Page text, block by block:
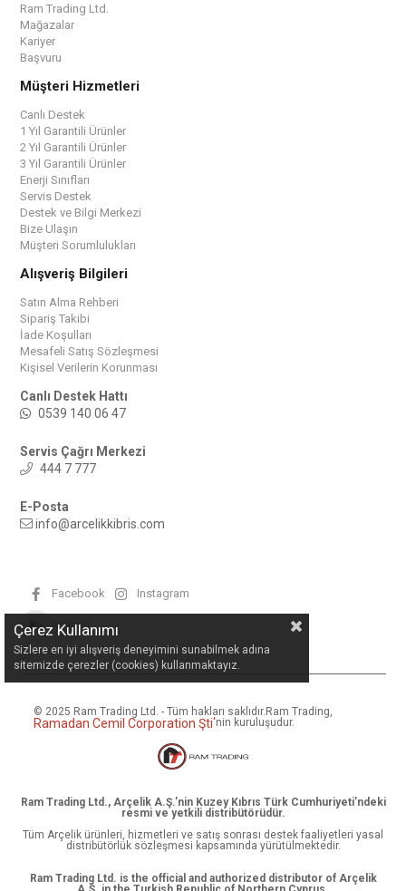
Ram Trading Ltd.
Mağazalar
Kariyer
Başvuru
Müşteri Hizmetleri
Canlı Destek
1 Yıl Garantili Ürünler
2 Yıl Garantili Ürünler
3 Yıl Garantili Ürünler
Enerji Sınıfları
Servis Destek
Destek ve Bilgi Merkezi
Bize Ulaşın
Müşteri Sorumlulukları
Alışveriş Bilgileri
Satın Alma Rehberi
Sipariş Takibi
İade Koşulları
Mesafeli Satış Sözleşmesi
Kişisel Verilerin Korunması
Canlı Destek Hattı
0539 140 06 47
Servis Çağrı Merkezi
444 7 777
E-Posta
info@arcelikkibris.com
Facebook Instagram
Android
© 2025 Ram Trading Ltd. - Tüm hakları saklıdır. Ram Trading,
Ramadan Cemil Corporation Şti'nin kuruluşudur.
Ram Trading Ltd., Arçelik A.Ş.’nin Kuzey Kıbrıs Türk Cumhuriyeti’ndeki
resmi ve yetkili distribütörüdür.
Tüm Arçelik ürünleri, hizmetleri ve satış sonrası destek faaliyetleri yasal
distribütörlük sözleşmesi kapsamında yürütülmektedir.
Ram Trading Ltd. is the official and authorized distributor of Arçelik
Çerez Kullanımı
Sizlere en iyi alışveriş deneyimini sunabilmek adına
sitemizde çerezler (cookies) kullanmaktayız.